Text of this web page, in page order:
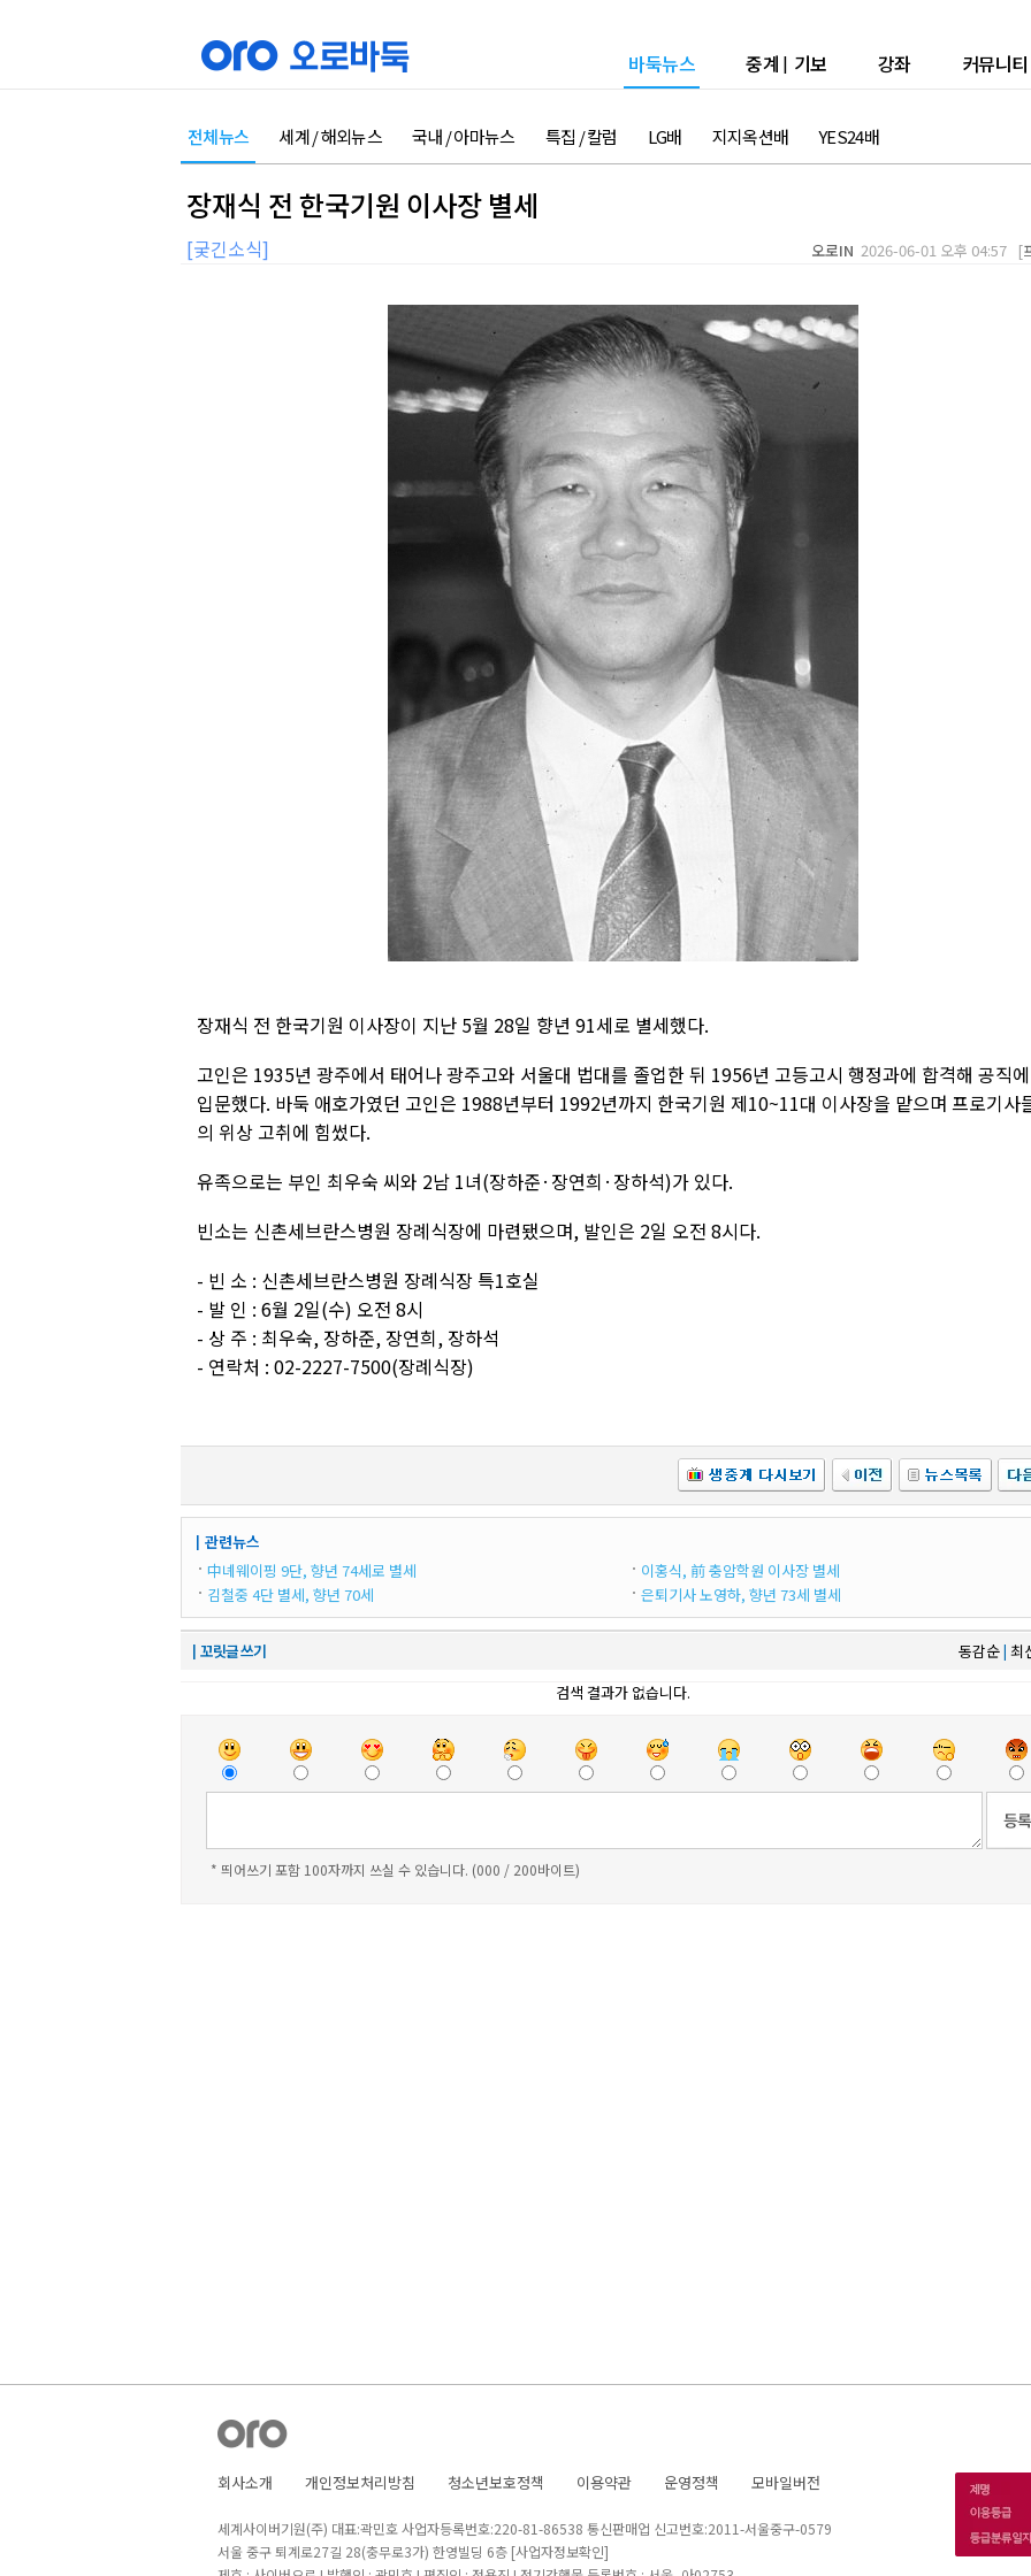
바둑뉴스 중계 | 기보 강좌 커뮤니티
전체뉴스 세계 / 해외뉴스 국내 / 아마뉴스 특집 / 칼럼 LG배 지지옥션배 YES24배
장재식 전 한국기원 이사장 별세
[궂긴소식] 오로IN 2026-06-01 오후 04:57 [
장재식 전 한국기원 이사장이 지난 5월 28일 향년 91세로 별세했다.
고인은 1935년 광주에서 태어나 광주고와 서울대 법대를 졸업한 뒤 1956년 고등고시 행정과에 합격해 공직에
입문했다. 바둑 애호가였던 고인은 1988년부터 1992년까지 한국기원 제10~11대 이사장을 맡으며 프로기사
의 위상 고취에 힘썼다.
유족으로는 부인 최우숙 씨와 2남 1녀(장하준·장연희·장하석)가 있다.
빈소는 신촌세브란스병원 장례식장에 마련됐으며, 발인은 2일 오전 8시다.
- 빈 소 : 신촌세브란스병원 장례식장 특1호실
- 발 인 : 6월 2일(수) 오전 8시
- 상 주 : 최우숙, 장하준, 장연희, 장하석
- 연락처 : 02-2227-7500(장례식장)
┃관련뉴스
中녜웨이핑 9단, 향년 74세로 별세
김철중 4단 별세, 향년 70세
이홍식, 前 충암학원 이사장 별세
은퇴기사 노영하, 향년 73세 별세
┃꼬릿글 쓰기 동감순| 최
검색 결과가 없습니다.
* 띄어쓰기 포함 100자까지 쓰실 수 있습니다. (000 / 200바이트)
회사소개 개인정보처리방침 청소년보호정책 이용약관 운영정책 모바일버전
세계사이버기원(주) 대표:곽민호 사업자등록번호:220-81-86538 통신판매업 신고번호:2011-서울중구-0579
서울 중구 퇴계로27길 28(충무로3가) 한영빌딩 6층 [사업자정보확인]